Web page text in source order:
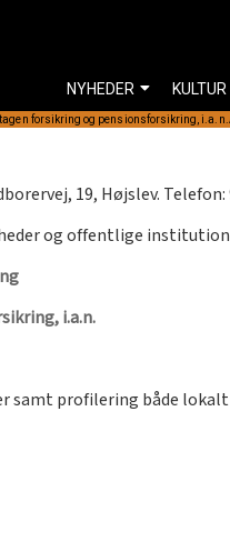
19, Højslev. Telefon:
og offentlige
i.a.n.
samt profilering både
forsikring og pensionsforsikring, i.a.n.
NYHEDER KULTUR